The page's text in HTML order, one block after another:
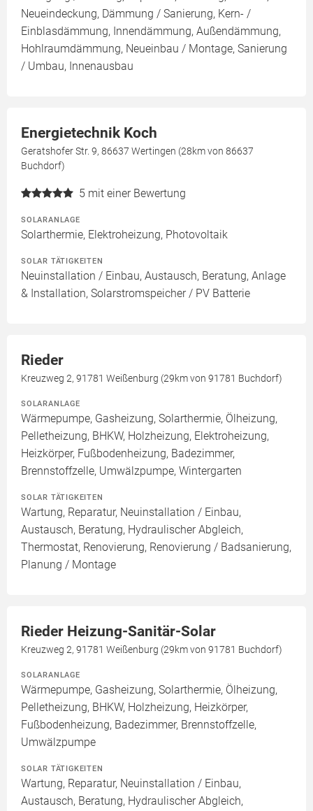
Neueindeckung, Dämmung / Sanierung, Kern- /
Einblasdämmung, Innendämmung, Außendämmung,
Hohlraumdämmung, Neueinbau / Montage, Sanierung
/ Umbau, Innenausbau
Energietechnik Koch
Geratshofer Str. 9, 86637 Wertingen (28km von 86637
Buchdorf)
5 mit einer Bewertung
SOLARANLAGE
Solarthermie, Elektroheizung, Photovoltaik
SOLAR TÄTIGKEITEN
Neuinstallation / Einbau, Austausch, Beratung, Anlage
& Installation, Solarstromspeicher / PV Batterie
Rieder
Kreuzweg 2, 91781 Weißenburg (29km von 91781 Buchdorf)
SOLARANLAGE
Wärmepumpe, Gasheizung, Solarthermie, Ölheizung,
Pelletheizung, BHKW, Holzheizung, Elektroheizung,
Heizkörper, Fußbodenheizung, Badezimmer,
Brennstoffzelle, Umwälzpumpe, Wintergarten
SOLAR TÄTIGKEITEN
Wartung, Reparatur, Neuinstallation / Einbau,
Austausch, Beratung, Hydraulischer Abgleich,
Thermostat, Renovierung, Renovierung / Badsanierung,
Planung / Montage
Rieder Heizung-Sanitär-Solar
Kreuzweg 2, 91781 Weißenburg (29km von 91781 Buchdorf)
SOLARANLAGE
Wärmepumpe, Gasheizung, Solarthermie, Ölheizung,
Pelletheizung, BHKW, Holzheizung, Heizkörper,
Fußbodenheizung, Badezimmer, Brennstoffzelle,
Umwälzpumpe
SOLAR TÄTIGKEITEN
Wartung, Reparatur, Neuinstallation / Einbau,
Austausch, Beratung, Hydraulischer Abgleich,